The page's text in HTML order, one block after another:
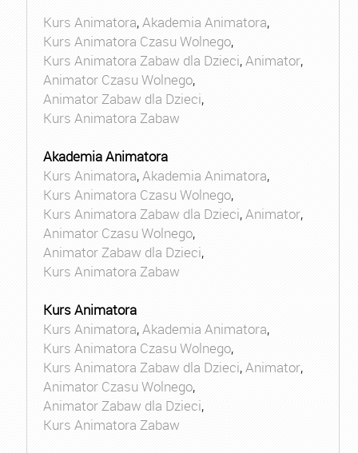
Kurs Animatora,Akademia Animatora,
Kurs Animatora Czasu Wolnego,
Kurs Animatora Zabaw dla Dzieci,Animator,
Animator Czasu Wolnego,
Animator Zabaw dla Dzieci,
Kurs Animatora Zabaw
Akademia Animatora
Kurs Animatora,Akademia Animatora,
Kurs Animatora Czasu Wolnego,
Kurs Animatora Zabaw dla Dzieci,Animator,
Animator Czasu Wolnego,
Animator Zabaw dla Dzieci,
Kurs Animatora Zabaw
Kurs Animatora
Kurs Animatora,Akademia Animatora,
Kurs Animatora Czasu Wolnego,
Kurs Animatora Zabaw dla Dzieci,Animator,
Animator Czasu Wolnego,
Animator Zabaw dla Dzieci,
Kurs Animatora Zabaw